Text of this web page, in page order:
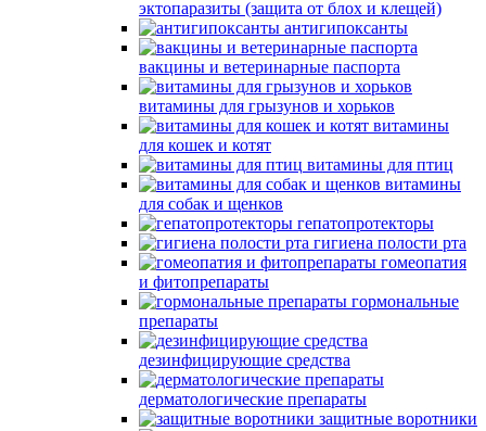
эктопаразиты (защита от блох и клещей)
антигипоксанты
вакцины и ветеринарные паспорта
витамины для грызунов и хорьков
витамины
для кошек и котят
витамины для птиц
витамины
для собак и щенков
гепатопротекторы
гигиена полости рта
гомеопатия
и фитопрепараты
гормональные
препараты
дезинфицирующие средства
дерматологические препараты
защитные воротники